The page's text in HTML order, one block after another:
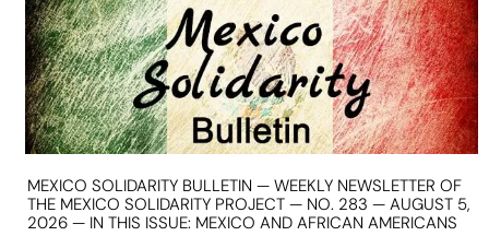
MEXICO SOLIDARITY BULLETIN — WEEKLY NEWSLETTER OF
THE MEXICO SOLIDARITY PROJECT — NO. 283 — AUGUST 5,
2026 — IN THIS ISSUE: MEXICO AND AFRICAN AMERICANS